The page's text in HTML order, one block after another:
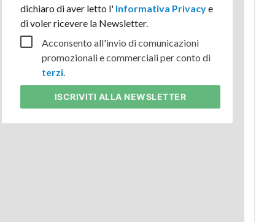
dichiaro di aver letto l'Informativa Privacye
di voler ricevere la Newsletter.
Acconsento all'invio di comunicazioni
promozionali e commerciali per conto di
terzi.
ISCRIVITI ALLA NEWSLETTER